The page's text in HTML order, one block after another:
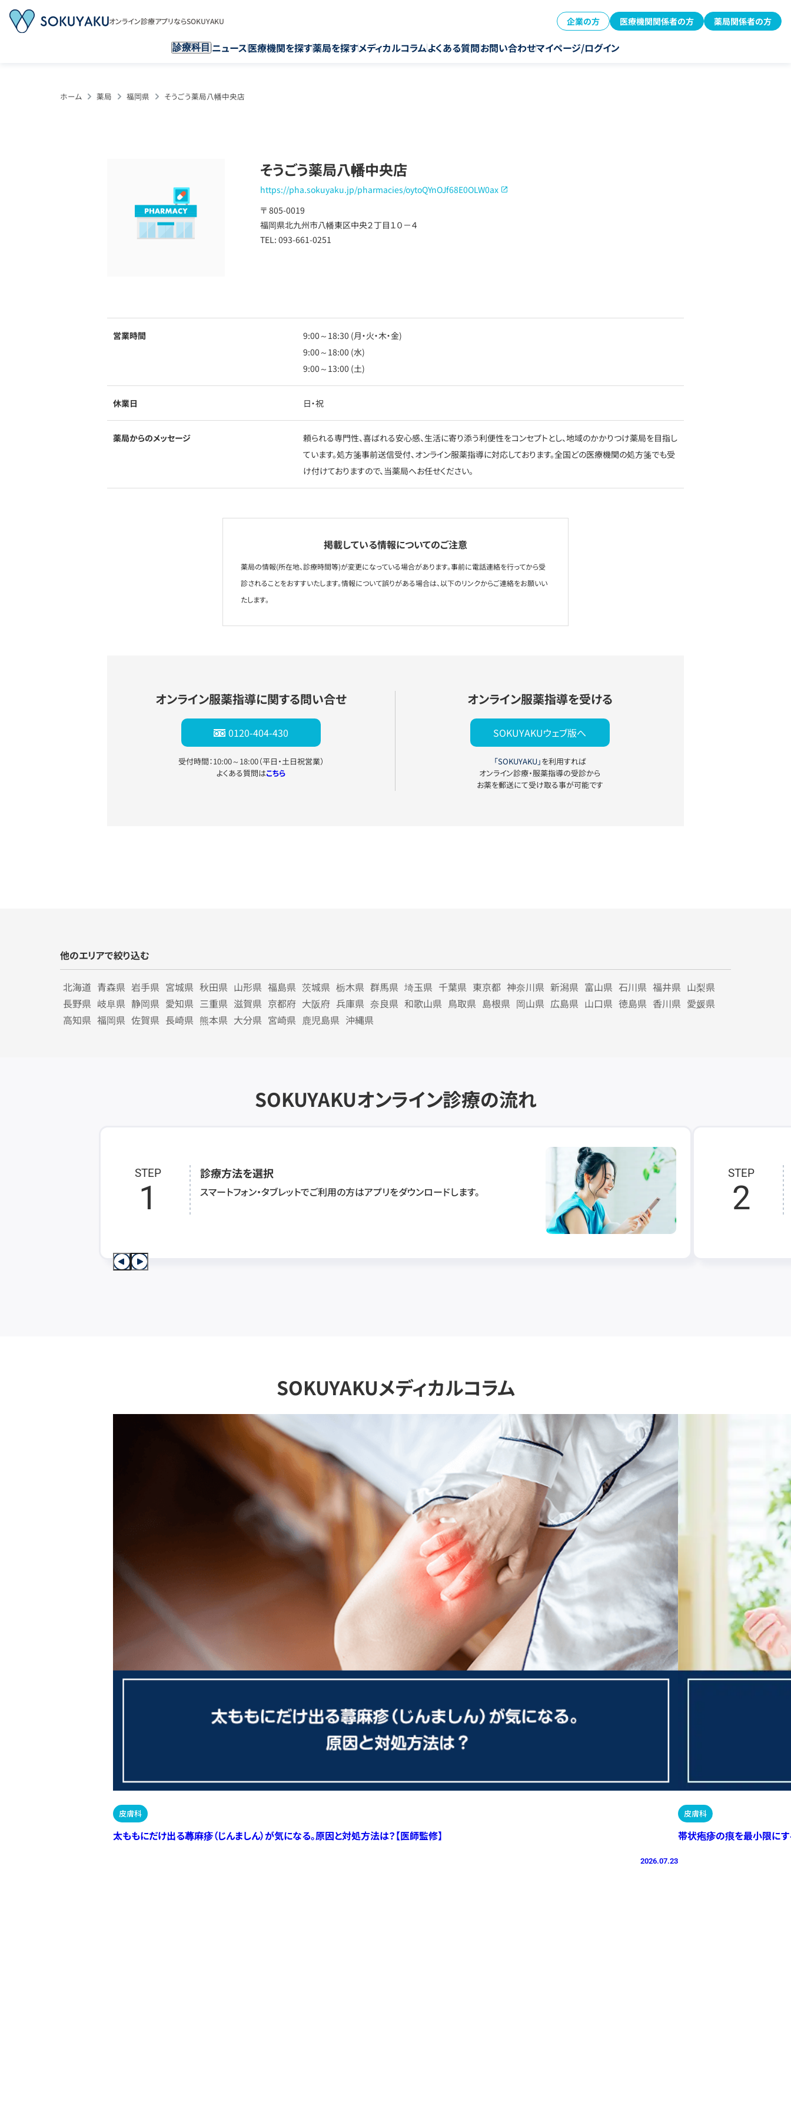
オンライン診療アプリならSOKUYAKU 企業の方 医療機関関係者の方 薬局関係者の方
診療科目 ニュース医療機関を探す薬局を探すメディカルコラムよくある質問お問い合わせマイページ/ログイン
ホーム 薬局 福岡県 そうごう薬局八幡中央店
そうごう薬局八幡中央店
https://pha.sokuyaku.jp/pharmacies/oytoQYnOJf68E0OLW0ax
〒 805-0019
福岡県北九州市八幡東区中央２丁目１０－４
TEL: 093-661-0251
営業時間
9:00～18:30 (月・火・木・金)
9:00～18:00 (水)
9:00～13:00 (土)
休業日 日・祝
薬局からのメッセージ
頼られる専門性、喜ばれる安心感、生活に寄り添う利便性をコンセプトとし、地域のかかりつけ薬局を目指し
ています。処方箋事前送信受付、オンライン服薬指導に対応しております。全国どの医療機関の処方箋でも受
け付けておりますので、当薬局へお任せください。
掲載している情報についてのご注意
薬局の情報(所在地、診療時間等)が変更になっている場合があります。事前に電話連絡を行ってから受
診されることをおすすいたします。情報について誤りがある場合は、以下のリンクからご連絡をお願いい
たします。
オンライン服薬指導に関する問い合せ
0120-404-430
受付時間：10:00～18:00（平日・土日祝営業）
よくある質問はこちら
オンライン服薬指導を受ける
SOKUYAKUウェブ版へ
「SOKUYAKU」を利用すれば
オンライン診療・服薬指導の受診から
お薬を郵送にて受け取る事が可能です
他のエリアで絞り込む
北海道 青森県 岩手県 宮城県 秋田県 山形県 福島県 茨城県 栃木県 群馬県 埼玉県 千葉県 東京都 神奈川県 新潟県 富山県 石川県 福井県 山梨県
長野県 岐阜県 静岡県 愛知県 三重県 滋賀県 京都府 大阪府 兵庫県 奈良県 和歌山県 鳥取県 島根県 岡山県 広島県 山口県 徳島県 香川県 愛媛県
高知県 福岡県 佐賀県 長崎県 熊本県 大分県 宮崎県 鹿児島県 沖縄県
SOKUYAKUオンライン診療の流れ
STEP
1
診療方法を選択
スマートフォン・タブレットでご利用の方はアプリをダウンロードします。
STEP
2
SOKUYAKUメディカルコラム
皮膚科
太ももにだけ出る蕁麻疹（じんましん）が気になる。原因と対処方法は？【医師監修】
2026.07.23
皮膚科
帯状疱疹の痕を最小限にす